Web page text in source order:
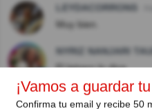
LEYDACORRONS
Muy bien.
NYRIZ NANJARI
El letrero lo dice
sandra rueda Hace
¡Vamos a guardar
Confirma tu email y recibe 50